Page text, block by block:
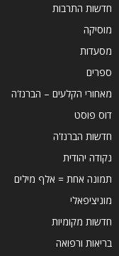
חדשות התרבות
מוסיקה
מסעדות
ספרים
מאחורי הקלעים – הברנז'ה
דוס פוסט
חדשות הברנז'ה
נקודה יהודית
תמונה אחת = אלף מילים
מוניציפאלי
חדשות מקומיות
בריאות ורפואה